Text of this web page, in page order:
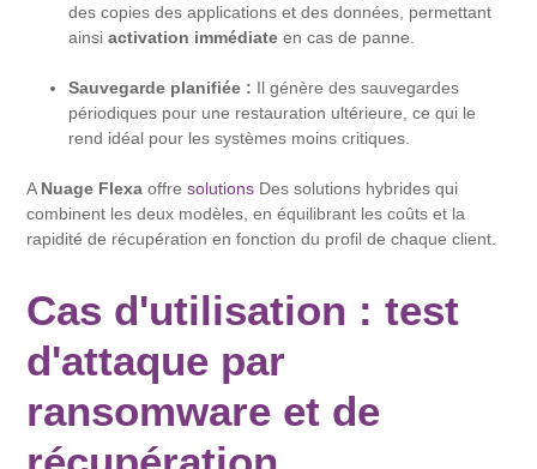
des copies des applications et des données, permettant
ainsiactivation immédiate en cas de panne.
Sauvegarde planifiée : Il génère des sauvegardes
périodiques pour une restauration ultérieure, ce qui le
rend idéal pour les systèmes moins critiques.
A Nuage Flexa offresolutions Des solutions hybrides qui
combinent les deux modèles, en équilibrant les coûts et la
rapidité de récupération en fonction du profil de chaque client.
Cas d'utilisation : test
d'attaque par
ransomware et de